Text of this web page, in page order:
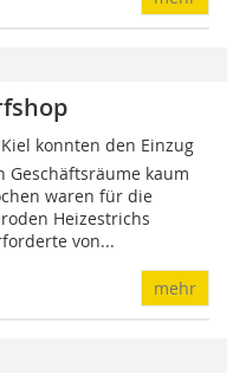
Kiel konnten den Einzug
Geschäftsräume kaum
waren für die
Heizestrichs
von...
mehr